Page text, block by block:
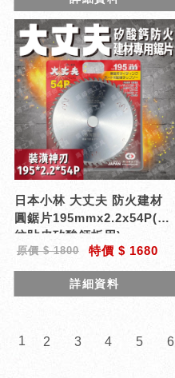
日本小林 大丈夫 防火建材
圓鋸片195mmx2.2x54P(木
紋貼皮矽酸鈣板用)
原價 $ 1800 特價 $ 1680
詳細資料
1 2 3 4 5 6